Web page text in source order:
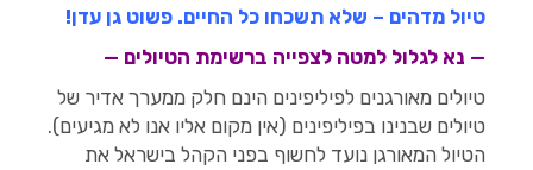
טיול מדהים – שלא תשכחו כל החיים. פשוט גן עדן!
— נא לגלול למטה לצפייה ברשימת הטיולים —
טיולים מאורגנים לפיליפינים הינם חלק ממערך אדיר של
טיולים שבנינו בפיליפינים (אין מקום אליו אנו לא מגיעים).
הטיול המאורגן נועד לחשוף בפני הקהל בישראל את